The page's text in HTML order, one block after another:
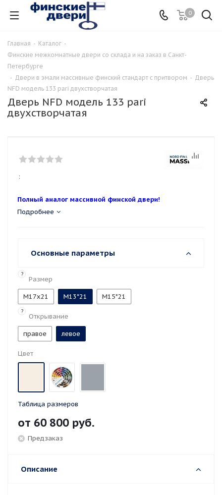
0
Главная - Каталог -
Финские межкомнатные двери со склада и на заказ в Санкт-
Петербурге
- Двери в эмали массивные финский стандарт с притвором - Дверь
NFD модель 133 pari двухстворчатая
Дверь NFD модель 133 pari
двухстворчатая
:
Полный аналог массивной финской двери!
Подробнее
Основные параметры
?
Размер
M17x21 М13*21 М15*21
?
Открывание
правое левое
Цвет
Таблица размеров
от 60 800 руб.
Предзаказ
Описание